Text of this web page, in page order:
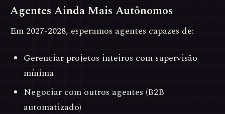
Agentes Ainda Mais Autônomos
Em 2027-2028, esperamos agentes capazes de:
Gerenciar projetos inteiros com supervisão
mínima
Negociar com outros agentes (B2B
automatizado)